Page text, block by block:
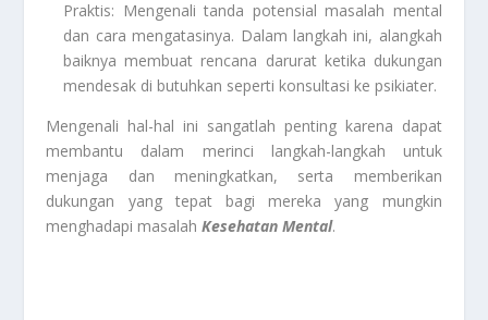
Praktis: Mengenali tanda potensial masalah mental
dan cara mengatasinya. Dalam langkah ini, alangkah
baiknya membuat rencana darurat ketika dukungan
mendesak di butuhkan seperti konsultasi ke psikiater.
Mengenali hal-hal ini sangatlah penting karena dapat
membantu dalam merinci langkah-langkah untuk
menjaga dan meningkatkan, serta memberikan
dukungan yang tepat bagi mereka yang mungkin
menghadapi masalahKesehatan Mental.